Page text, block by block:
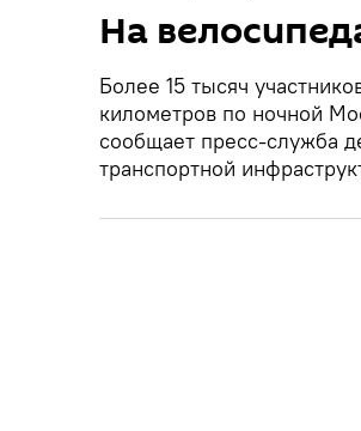
На
Более 15 тысяч
километров по ночной
сообщает пресс-служба
транспортной